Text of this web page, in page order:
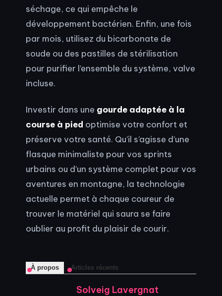
séchage, ce qui empêche le
développement bactérien. Enfin, une fois
par mois, utilisez du bicarbonate de
soude ou des pastilles de stérilisation
pour purifier l’ensemble du système, valve
incluse.
Investir dans une gourde adaptée à la
course à pied optimise votre confort et
préserve votre santé. Qu’il s’agisse d’une
flasque minimaliste pour vos sprints
urbains ou d’un système complet pour vos
aventures en montagne, la technologie
actuelle permet à chaque coureur de
trouver le matériel qui saura se faire
oublier au profit du plaisir de courir.
À propos Articles récents
Solveig Lavergnat